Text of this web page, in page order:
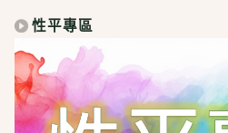
性平專區